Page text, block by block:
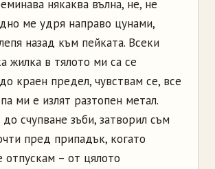
някаква вълна, не, не
ме удря направо цунами,
назад към пейката. Всеки
жилка в тялото ми са се
краен предел, чувствам се, все
ми е излят разтопен метал.
счупване зъби, затворил съм
пред припадък, когато
отпускам – от цялото